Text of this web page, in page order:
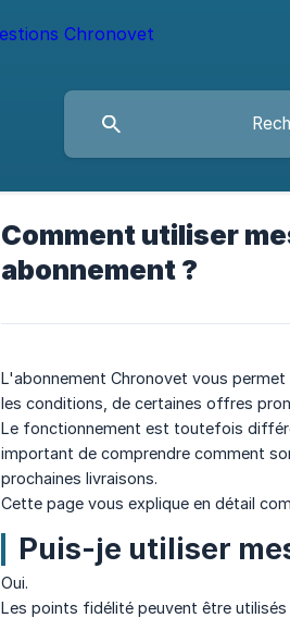
Comment utiliser
abonnement ?
L'abonnement Chronovet vous
les conditions, de certaines offres
Le fonctionnement est toutefois
important de comprendre comment
prochaines livraisons.
Cette page vous explique en détail
Puis-je utiliser
Oui.
Les points fidélité peuvent être